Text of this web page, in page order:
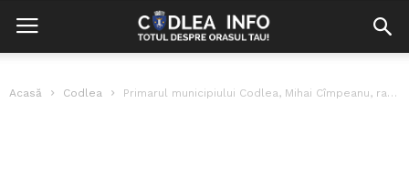
Acasă Codlea Primarul municipiului Codlea, Mihai Cîmpeanu, raport la un an de mandat în...